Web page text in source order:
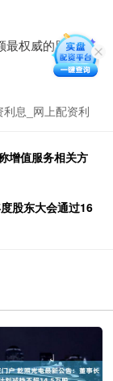
最权威的股票配
息_网上配资利
增值服务相关方
股东大会通过16